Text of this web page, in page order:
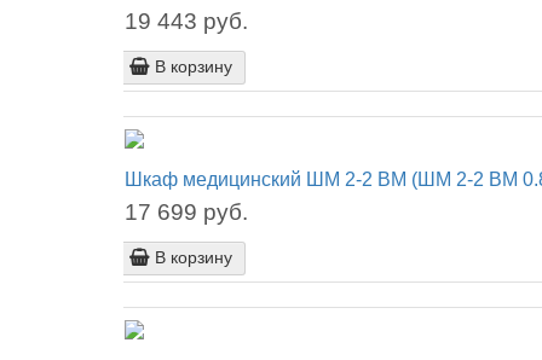
19 443 руб.
В корзину
Шкаф медицинский ШМ 2-2 ВМ (ШМ 2-2 ВМ
17 699 руб.
В корзину